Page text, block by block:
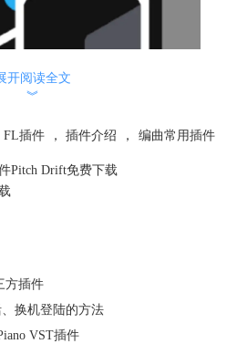
带有清晰的标签。第一部分是用于控制延
保持并重复回声，非常的方便！
充当音高移动拍子的量化器，以适应带
恶风格的音阶。
开阅读全文
︾
FL插件 ， 插件介绍 ， 编曲常用插件
Pitch Drift免费下载
方插件
换机登陆的方法
VST插件